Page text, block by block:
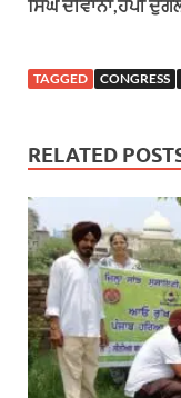
ਸਿੰਘ ਦੀਵਾਨਾ,ਹੈਪੀ
TAGGED CONGRESS
RELATED